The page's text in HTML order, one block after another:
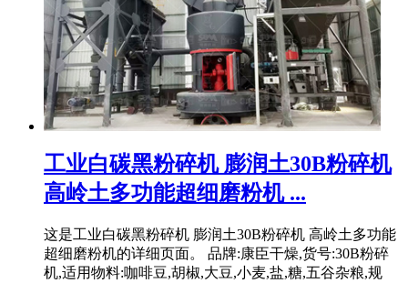
工业白碳黑粉碎机 膨润土30B粉碎机
高岭土多功能超细磨粉机 ...
这是工业白碳黑粉碎机 膨润土30B粉碎机 高岭土多功能
超细磨粉机的详细页面。 品牌:康臣干燥,货号:30B粉碎
机,适用物料:咖啡豆,胡椒,大豆,小麦,盐,糖,五谷杂粮,规